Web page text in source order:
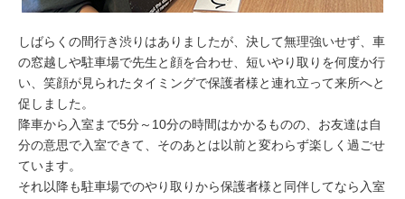
しばらくの間行き渋りはありましたが、決して無理強いせず、車
の窓越しや駐車場で先生と顔を合わせ、短いやり取りを何度か行
い、笑顔が見られたタイミングで保護者様と連れ立って来所へと
促しました。
降車から入室まで5分～10分の時間はかかるものの、お友達は自
分の意思で入室できて、そのあとは以前と変わらず楽しく過ごせ
ています。
それ以降も駐車場でのやり取りから保護者様と同伴してなら入室